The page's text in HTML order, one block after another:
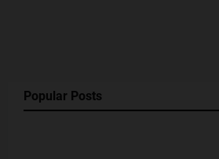
Popular Posts